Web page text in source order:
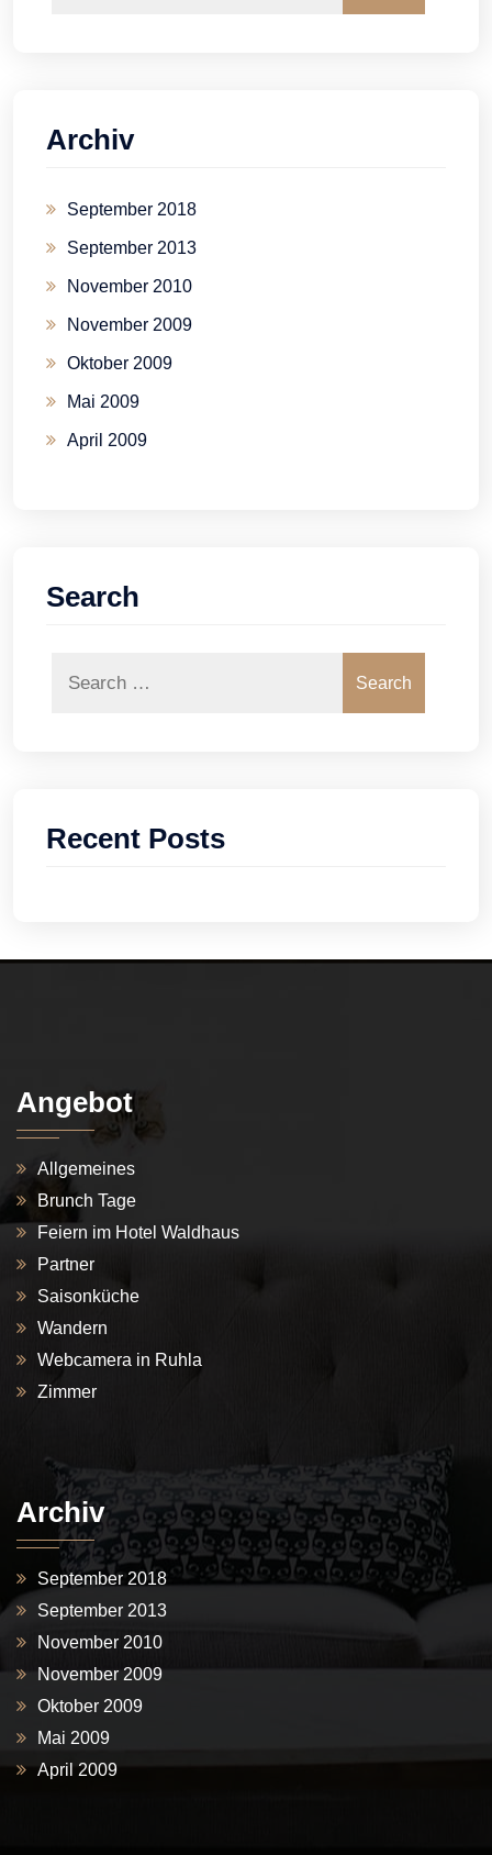
Archiv
September 2018
September 2013
November 2010
November 2009
Oktober 2009
Mai 2009
April 2009
Search
Search
Recent Posts
Angebot
Allgemeines
Brunch Tage
Feiern im Hotel Waldhaus
Partner
Saisonküche
Wandern
Webcamera in Ruhla
Zimmer
Archiv
September 2018
September 2013
November 2010
November 2009
Oktober 2009
Mai 2009
April 2009